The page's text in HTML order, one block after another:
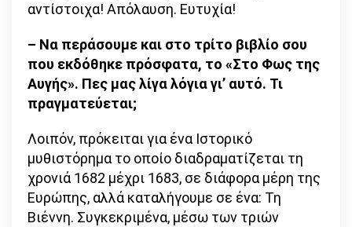
αντίστοιχα! Απόλαυση. Ευτυχία!
– Να περάσουμε και στο τρίτο βιβλίο σου
που εκδόθηκε πρόσφατα, το «Στο Φως της
Αυγής». Πες μας λίγα λόγια γι’ αυτό. Τι
πραγματεύεται;
Λοιπόν, πρόκειται για ένα Ιστορικό
μυθιστόρημα το οποίο διαδραματίζεται τη
χρονιά 1682 μέχρι 1683, σε διάφορα μέρη της
Ευρώπης, αλλά καταλήγουμε σε ένα: Τη
Βιέννη. Συγκεκριμένα, μέσω των τριών